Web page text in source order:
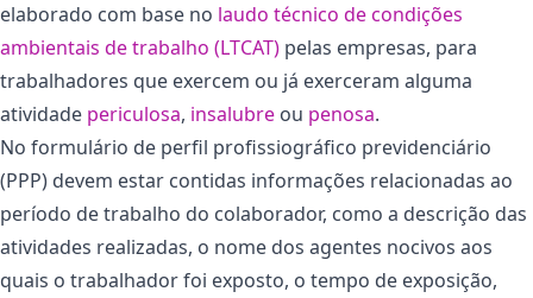
elaborado com base no laudo técnico de condições
ambientais de trabalho (LTCAT) pelas empresas, para
trabalhadores que exercem ou já exerceram alguma
atividade periculosa, insalubre ou penosa.
No formulário de perfil profissiográfico previdenciário
(PPP) devem estar contidas informações relacionadas ao
período de trabalho do colaborador, como a descrição das
atividades realizadas, o nome dos agentes nocivos aos
quais o trabalhador foi exposto, o tempo de exposição,